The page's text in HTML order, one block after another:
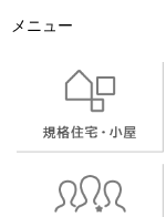
メニュー